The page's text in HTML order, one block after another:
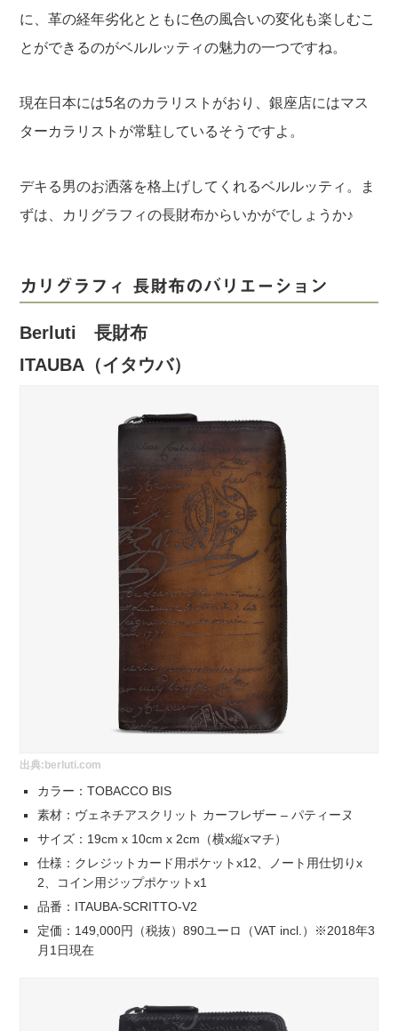
に、革の経年劣化とともに色の風合いの変化も楽しむこ
とができるのがベルルッティの魅力の一つですね。
現在日本には5名のカラリストがおり、銀座店にはマス
ターカラリストが常駐しているそうですよ。
デキる男のお洒落を格上げしてくれるベルルッティ。ま
ずは、カリグラフィの長財布からいかがでしょうか♪
カリグラフィ 長財布のバリエーション
Berluti 長財布
ITAUBA（イタウバ）
出典:berluti.com
カラー：TOBACCO BIS
素材：ヴェネチアスクリット カーフレザー – パティーヌ
サイズ：19cm x 10cm x 2cm（横x縦xマチ）
仕様：クレジットカード用ポケットx12、ノート用仕切りx
2、コイン用ジップポケットx1
品番：ITAUBA-SCRITTO-V2
定価：149,000円（税抜）890ユーロ（VAT incl.）※2018年3
月1日現在